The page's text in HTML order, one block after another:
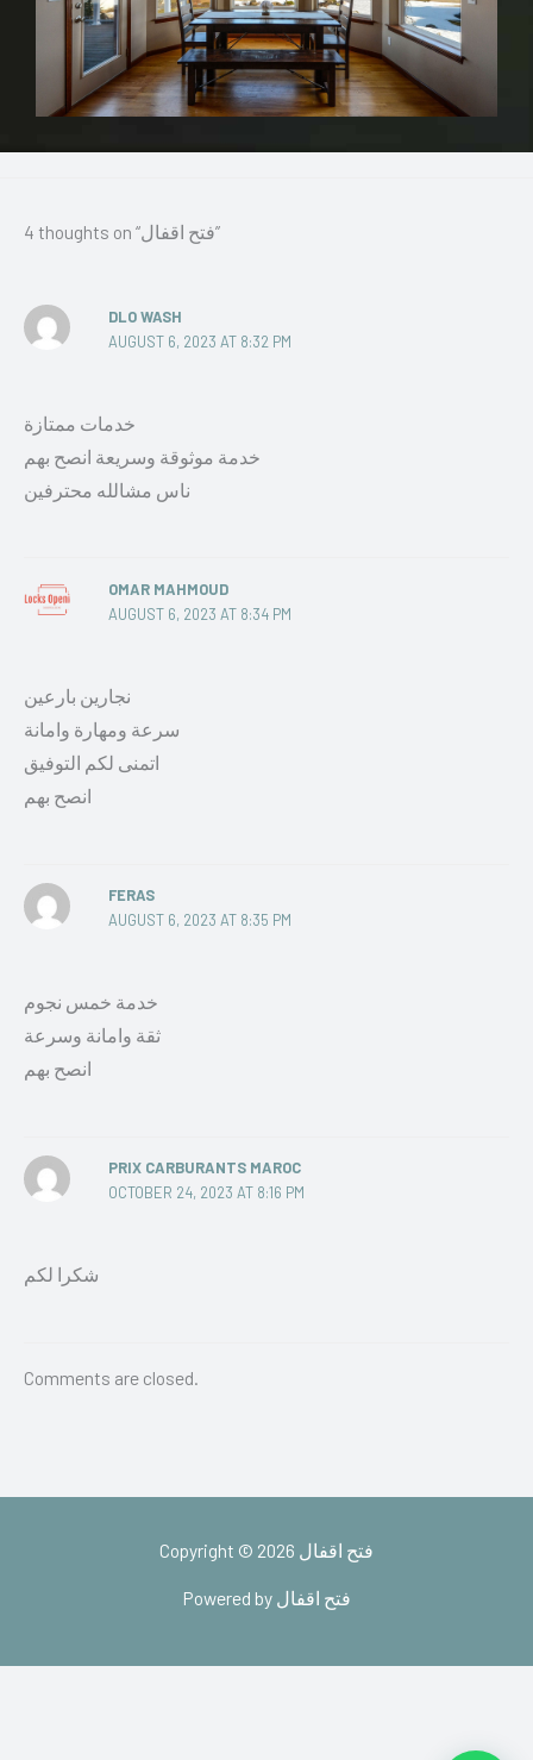
4 thoughts on “فتح اقفال”
DLO WASH
AUGUST 6, 2023 AT 8:32 PM
خدمات ممتازة
خدمة موثوقة وسريعة انصح بهم
ناس مشالله محترفين
OMAR MAHMOUD
AUGUST 6, 2023 AT 8:34 PM
نجارين بارعين
سرعة ومهارة وامانة
اتمنى لكم التوفيق
انصح بهم
FERAS
AUGUST 6, 2023 AT 8:35 PM
خدمة خمس نجوم
ثقة وامانة وسرعة
انصح بهم
PRIX CARBURANTS MAROC
OCTOBER 24, 2023 AT 8:16 PM
شكرا لكم
Comments are closed.
Copyright © 2026 فتح اقفال
Powered by فتح اقفال